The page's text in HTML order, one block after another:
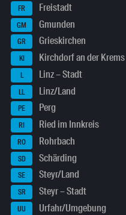
FR Freistadt
GM Gmunden
GR Grieskirchen
KI Kirchdorf an der Krems
L Linz – Stadt
LL Linz/Land
PE Perg
RI Ried im Innkreis
RO Rohrbach
SD Schärding
SE Steyr/Land
SR Steyr – Stadt
UU Urfahr/Umgebung